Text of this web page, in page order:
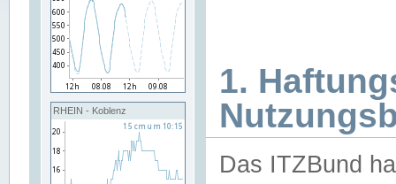
RHEIN - Koblenz
1.
Das ITZBund